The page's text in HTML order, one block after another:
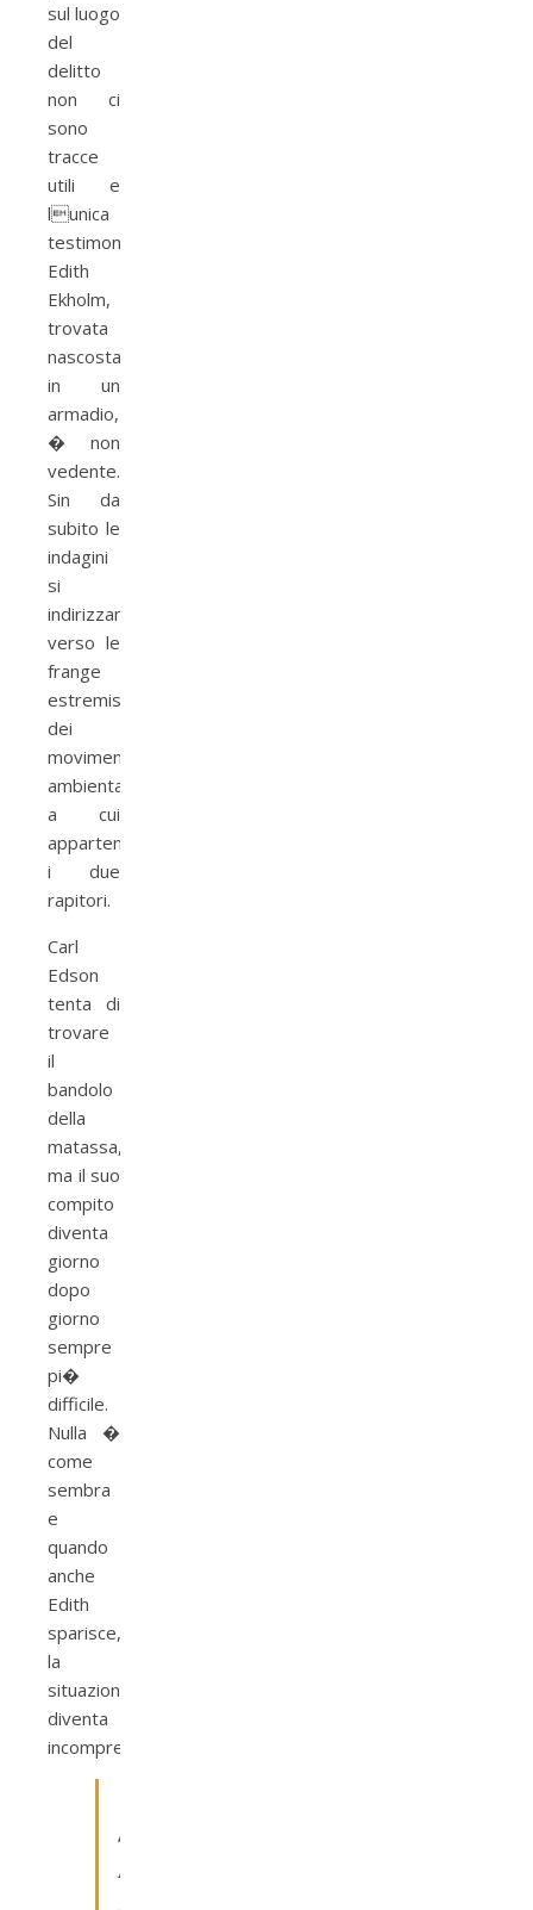
sul luogo
del
delitto
non ci
sono
tracce
utili e
lunica
testimone,
Edith
Ekholm,
trovata
nascosta
in un
armadio,
� non
vedente.
Sin da
subito le
indagini
si
indirizzano
verso le
frange
estremiste
dei
movimenti
ambientalisti
a cui
appartenevano
i due
rapitori.
Carl
Edson
tenta di
trovare
il
bandolo
della
matassa,
ma il suo
compito
diventa
giorno
dopo
giorno
sempre
pi�
difficile.
Nulla �
come
sembra
e
quando
anche
Edith
sparisce,
la
situazione
diventa
incomprensibile.
S
i